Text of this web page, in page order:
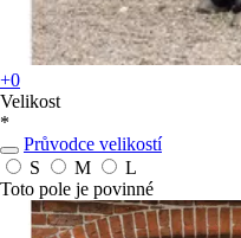
+0
Velikost
*
Průvodce velikostí
S
M
L
Toto pole je povinné